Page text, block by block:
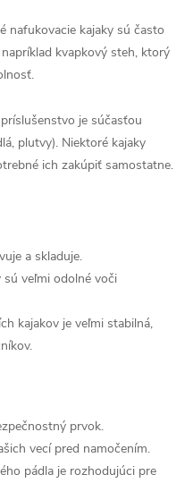
nafukovacie kajaky sú často
kvapkový steh, ktorý
je súčasťou
plutvy). Niektoré kajaky
ich zakúpiť samostatne.
a skladuje.
sú veľmi odolné voči
kajakov je veľmi stabilná,
prvok.
vecí pred namočením.
pádla je rozhodujúci pre